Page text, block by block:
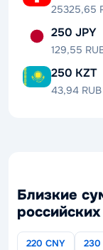
25325,65
250 JPY
129,55
250 KZT
43,94 RUB
Близкие
220 CNY 230